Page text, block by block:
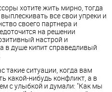
хотите жить мирно, тогда
все свои упреки и
своего партнера и
на решении
настрой и
в душе кипит справедливый
такие ситуации, когда вам
какой-нибудь конфликт, а в
с улыбкой и думали: "Как мы